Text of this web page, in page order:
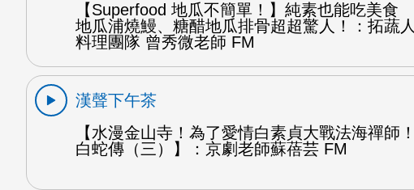
【Superfood 地瓜不簡單！】純素也能吃美食
地瓜浦燒鰻、糖醋地瓜排骨超超驚人！：拓蔬人
料理團隊 曾秀微老師 FM
漢聲下午茶
【水漫金山寺！為了愛情白素貞大戰法海禪師！
白蛇傳（三）】：京劇老師蘇蓓芸 FM